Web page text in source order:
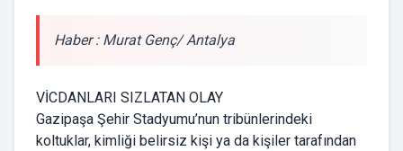
Haber : Murat Genç/ Antalya
VİCDANLARI SIZLATAN OLAY
Gazipaşa Şehir Stadyumu’nun tribünlerindeki
koltuklar, kimliği belirsiz kişi ya da kişiler tarafından